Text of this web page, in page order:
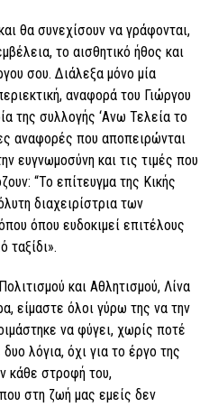
θα συνεχίσουν να γράφονται,
το αισθητικό ήθος και
σου. Διάλεξα μόνο μία
αναφορά του Γιώργου
της συλλογής ‘Ανω Τελεία το
αναφορές που αποπειρώνται
ευγνωμοσύνη και τις τιμές που
“Το επίτευγμα της Κικής
διαχειρίστρια των
όπου ευδοκιμεί επιτέλους
ταξίδι».
και Αθλητισμού, Λίνα
είμαστε όλοι γύρω της να την
να φύγει, χωρίς ποτέ
λόγια, όχι για το έργο της
κάθε στροφή του,
στη ζωή μας εμείς δεν